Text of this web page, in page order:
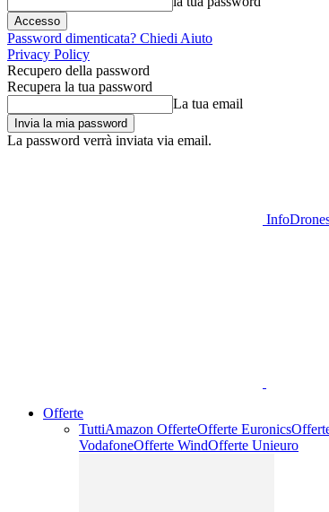
Password dimenticata? Chiedi Aiuto
Privacy Policy
Recupero della password
Recupera la tua password
La tua email
La password verrà inviata via email.
Offerte
TuttiAmazon OfferteOfferte Euronics
VodafoneOfferte WindOfferte Unieuro